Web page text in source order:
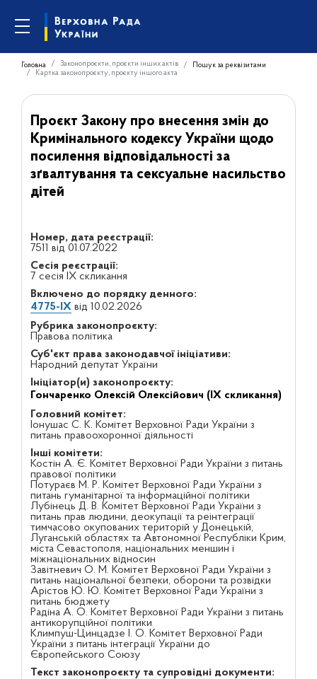
Головна Законопроєкти, проєкти інших актів
Пошук за реквізитами
Картка законопроєкту, проєкту іншого акта
Проєкт Закону про внесення змін до
Кримінального кодексу України щодо
посилення відповідальності за
зґвалтування та сексуальне насильство
дітей
Номер, дата реєстрації:
7511 від 01.07.2022
Сесія реєстрації:
7 сесія IX скликання
Включено до порядку денного:
4775-IXвід 10.02.2026
Рубрика законопроєкту:
Правова політика
Суб'єкт права законодавчої ініціативи:
Народний депутат України
Ініціатор(и) законопроєкту:
Гончаренко Олексій Олексійович (IX скликання)
Головний комітет:
Іонушас С. К. Комітет Верховної Ради України з
питань правоохоронної діяльності
Інші комітети:
Костін А. Є. Комітет Верховної Ради України з питань
правової політики
Потураєв М. Р. Комітет Верховної Ради України з
питань гуманітарної та інформаційної політики
Лубінець Д. В. Комітет Верховної Ради України з
питань прав людини, деокупації та реінтеграції
тимчасово окупованих територій у Донецькій,
Луганській областях та Автономної Республіки Крим,
міста Севастополя, національних меншин і
міжнаціональних відносин
Завітневич О. М. Комітет Верховної Ради України з
питань національної безпеки, оборони та розвідки
Арістов Ю. Ю. Комітет Верховної Ради України з
питань бюджету
Радіна А. О. Комітет Верховної Ради України з питань
антикорупційної політики
Климпуш-Цинцадзе І. О. Комітет Верховної Ради
України з питань інтеграції України до
Європейського Союзу
Текст законопроєкту та супровідні документи: